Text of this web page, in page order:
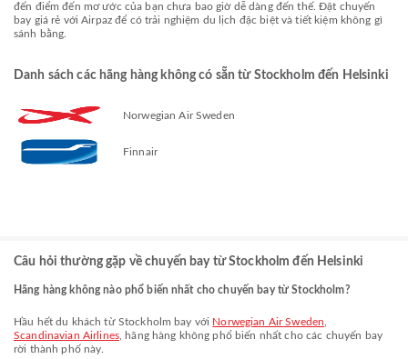
đến điểm đến mơ ước của bạn chưa bao giờ dễ dàng đến thế. Đặt chuyến
bay giá rẻ với Airpaz để có trải nghiệm du lịch đặc biệt và tiết kiệm không gì
sánh bằng.
Danh sách các hãng hàng không có sẵn từ Stockholm đến Helsinki
Norwegian Air Sweden
Finnair
Câu hỏi thường gặp về chuyến bay từ Stockholm đến Helsinki
Hãng hàng không nào phổ biến nhất cho chuyến bay từ Stockholm?
Hầu hết du khách từ Stockholm bay với Norwegian Air Sweden
Scandinavian Airlines, hãng hàng không phổ biến nhất cho các chuyến bay
rời thành phố này.